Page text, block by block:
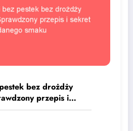
bez drożdży
przepis i